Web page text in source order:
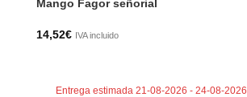
Mango Fagor señorial
14,52€ IVA incluido
Entrega estimada 21-08-2026 - 24-08-2026